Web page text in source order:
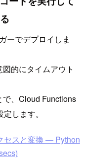
ーでデプロイしま
図的にタイムアウト
で、Cloud Functions
します。
セスと変換 — Python